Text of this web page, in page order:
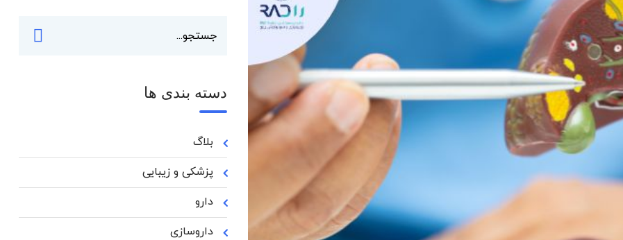
دسته بندی ها
بلاگ
پزشکی و زیبایی
دارو
داروسازی